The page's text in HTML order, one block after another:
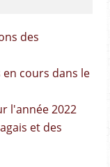
des
en cours dans le
l'année 2022
et des